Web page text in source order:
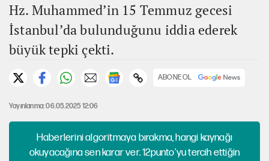
Hz. Muhammed’in 15 Temmuz gecesi
İstanbul’da bulunduğunu iddia ederek
büyük tepki çekti.
ABONE OL
Yayınlanma: 06.05.2025 12:06
Haberlerini algoritmaya bırakma, hangi kaynağı
okuyacağına sen karar ver. 12punto'yu tercih ettiğin